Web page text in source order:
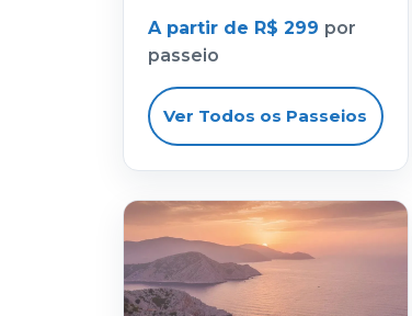
A partir de R$ 299 por
passeio
Ver Todos os Passeios